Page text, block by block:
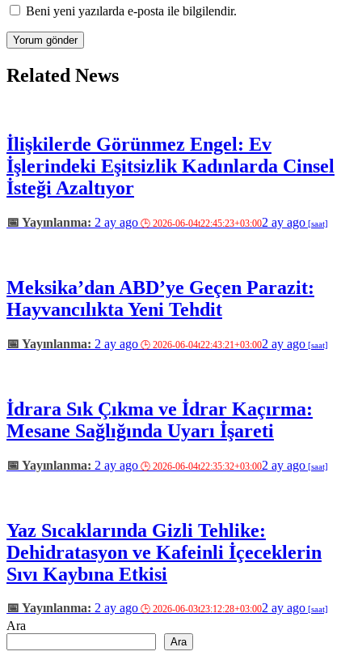
Beni yeni yazılarda e-posta ile bilgilendir.
Related News
İlişkilerde Görünmez Engel: Ev
İşlerindeki Eşitsizlik Kadınlarda Cinsel
İsteği Azaltıyor
2 ay ago 2 ay ago
Meksika’dan ABD’ye Geçen Parazit:
Hayvancılıkta Yeni Tehdit
2 ay ago 2 ay ago
İdrara Sık Çıkma ve İdrar Kaçırma:
Mesane Sağlığında Uyarı İşareti
2 ay ago 2 ay ago
Yaz Sıcaklarında Gizli Tehlike:
Dehidratasyon ve Kafeinli İçeceklerin
Sıvı Kaybına Etkisi
2 ay ago
2 ay ago
Ara
Ara